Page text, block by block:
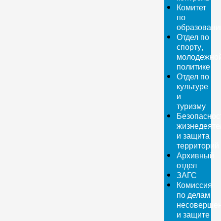
Комитет
по
Отдел по
спорту,
политике
Отдел по
культуре
и
туризму
и защита
территорий
Архивный
отдел
ЗАГС
Комиссия
по делам
и защите